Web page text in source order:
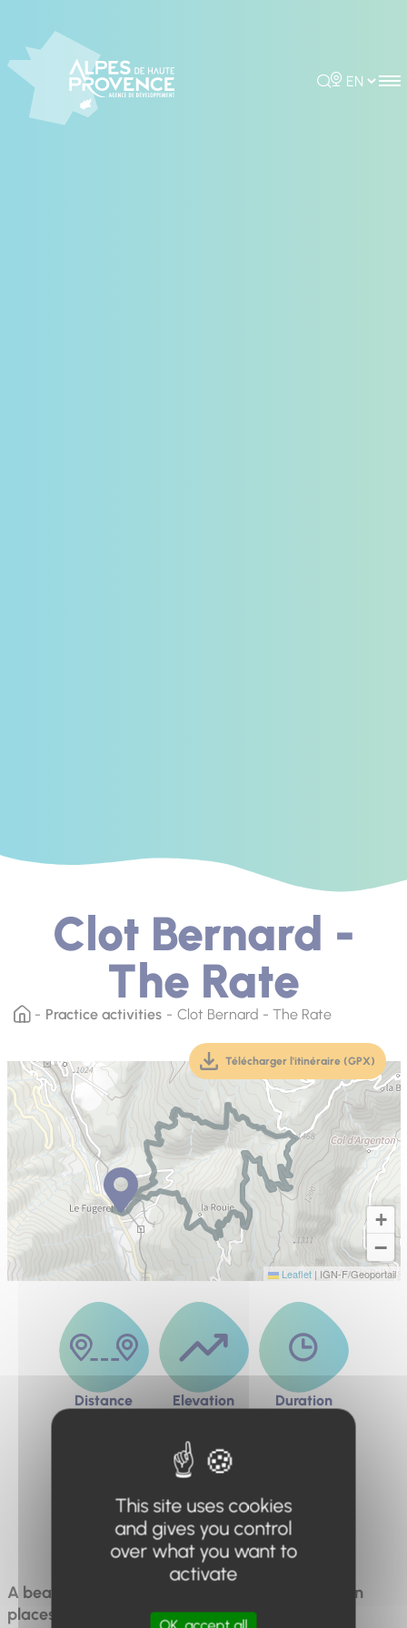
Rechercher
Choisir la
Clot Bernard -
The Rate
Practice activities Clot Bernard - The Rate
+
−
Leaflet | IGN-F/Geoportail
Télécharger l'itinéraire (GPX)
(téléchargement,
Distance
10.5km
Elevation
600m
Duration
4:30
Difficulty
Difficult
A beautiful route through chestnut groves and, in
places, among sandstone blocks. It crosses the
This site uses cookies
and gives you control
over what you want to
activate